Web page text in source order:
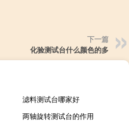
下一篇
化验测试台什么颜色的多
滤料测试台哪家好
两轴旋转测试台的作用